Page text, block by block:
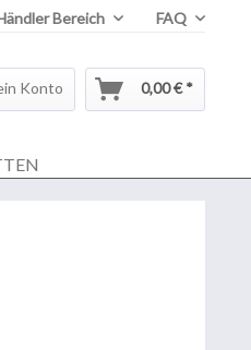
Bereich FAQ
Konto 0,00 € *